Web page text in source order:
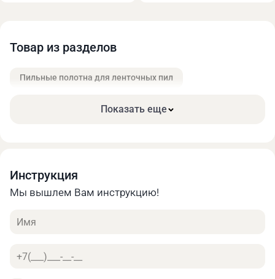
необходимых характеристик.
Товар из разделов
Пильные полотна для ленточных пил
Показать еще
Инструкция
Мы вышлем Вам инструкцию!
Имя
Телефон